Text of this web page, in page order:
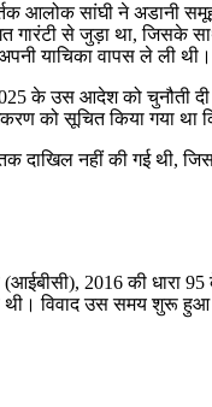
आलोक सांघी ने अडानी
से जुड़ा था, जिसके
याचिका वापस ले ली थी।
के उस आदेश को चुनौती
को सूचित किया गया
दाखिल नहीं की गई थी,
(आईबीसी), 2016 की
थी। विवाद उस समय शुरू